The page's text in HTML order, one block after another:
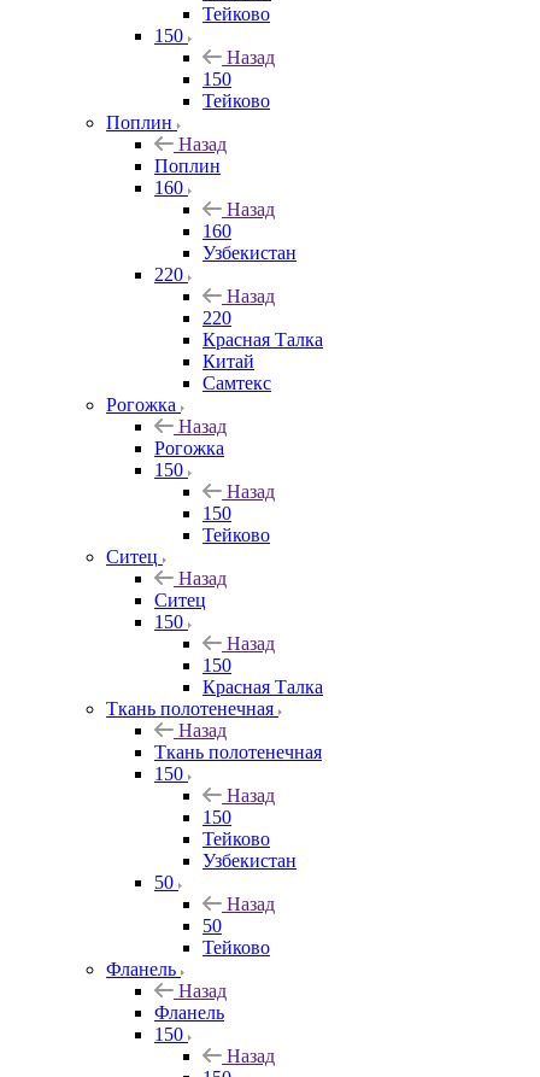
Тейково
150
Назад
150
Тейково
Поплин
Назад
Поплин
160
Назад
160
Узбекистан
220
Назад
220
Красная Талка
Китай
Самтекс
Рогожка
Назад
Рогожка
150
Назад
150
Тейково
Ситец
Назад
Ситец
150
Назад
150
Красная Талка
Ткань полотенечная
Назад
Ткань полотенечная
150
Назад
150
Тейково
Узбекистан
50
Назад
50
Тейково
Фланель
Назад
Фланель
150
Назад